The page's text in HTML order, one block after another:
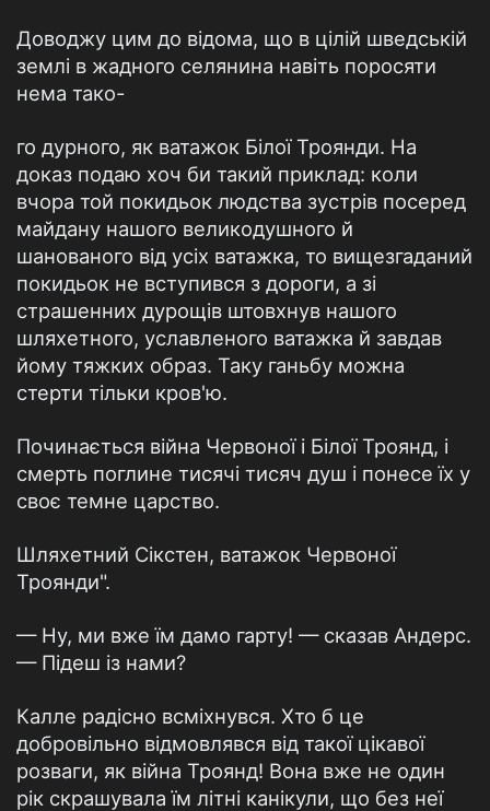
Доводжу цим до відома, що в цілій шведській
землі в жадного селянина навіть поросяти
нема тако-
го дурного, як ватажок Білої Троянди. На
доказ подаю хоч би такий приклад: коли
вчора той покидьок людства зустрів посеред
майдану нашого великодушного й
шанованого від усіх ватажка, то вищезгаданий
покидьок не вступився з дороги, а зі
страшенних дурощів штовхнув нашого
шляхетного, уславленого ватажка й завдав
йому тяжких образ. Таку ганьбу можна
стерти тільки кров'ю.
Починається війна Червоної і Білої Троянд, і
смерть поглине тисячі тисяч душ і понесе їх у
своє темне царство.
Шляхетний Сікстен, ватажок Червоної
Троянди".
— Ну, ми вже їм дамо гарту! — сказав Андерс.
— Підеш із нами?
Калле радісно всміхнувся. Хто б це
добровільно відмовлявся від такої цікавої
розваги, як війна Троянд! Вона вже не один
рік скрашувала їм літні канікули, що без неї